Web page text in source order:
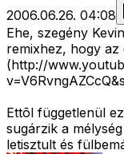
2006.06.26. 04:08
Ehe, szegény
remixhez, hogy
(http://
Ettõl függetlenül
sugárzik a
letisztult és